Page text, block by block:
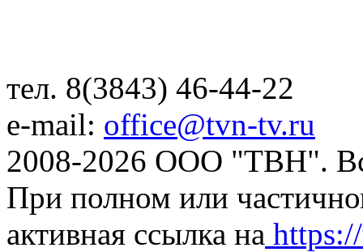
тел. 8(3843) 46-44-22
e-mail: office@tvn-tv.ru
2008-2026 ООО "ТВН".
При полном или
активная ссылка на